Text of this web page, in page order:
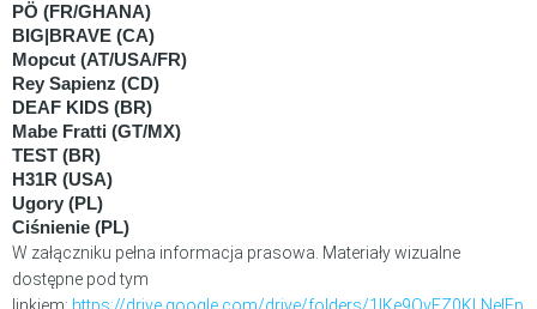
PÖ (FR/GHANA)
BIG|BRAVE (CA)
Mopcut (AT/USA/FR)
Rey Sapienz (CD)
DEAF KIDS (BR)
Mabe Fratti (GT/MX)
TEST (BR)
H31R (USA)
Ugory (PL)
Ciśnienie (PL)
W załączniku pełna informacja prasowa. Materiały wizualne
dostępne pod tym